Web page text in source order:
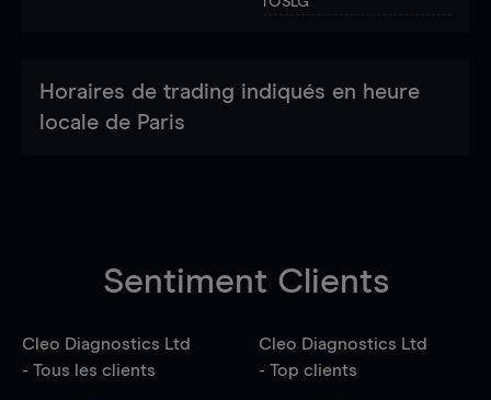
Horaires de trading indiqués en heure
locale de Paris
Sentiment Clients
Cleo Diagnostics Ltd
- Tous les clients
Cleo Diagnostics Ltd
- Top clients